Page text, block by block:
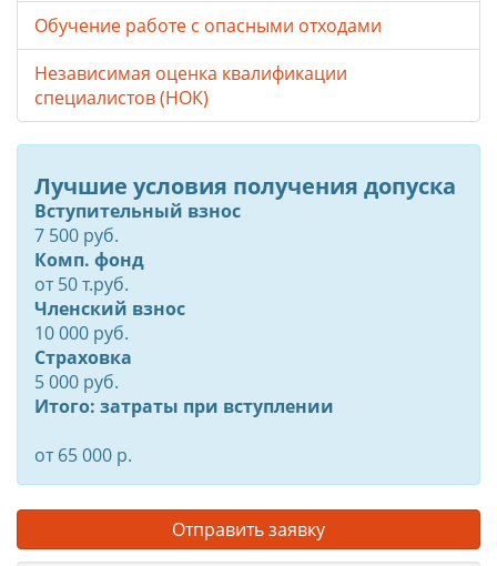
Обучение работе с опасными отходами
Независимая оценка квалификации
специалистов (НОК)
Лучшие условия получения допуска
Вступительный взнос
7 500 руб.
Комп. фонд
от50т.руб.
Членский взнос
10 000 руб.
Страховка
5 000 руб.
Итого: затраты при вступлении
от 65 000 р.
Отправить заявку